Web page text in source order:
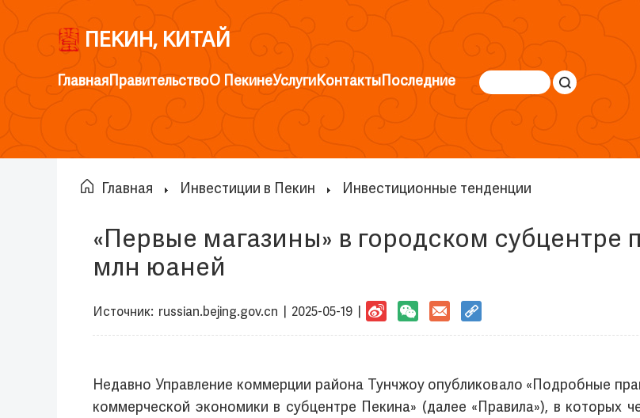
ПЕКИН, КИТАЙ
ГлавнаяПравительствоО ПекинеУслугиКонтактыПоследние
Главная Инвестиции в Пекин Инвестиционные тенденции
«Первые магазины» в городском субцентре
млн юаней
Источник: russian.bejing.gov.cn 2025-05-19 |
Недавно Управление коммерции района Тунчжоу опубликовало «Подробные
коммерческой экономики в субцентре Пекина» (далее «Правила»), в которых